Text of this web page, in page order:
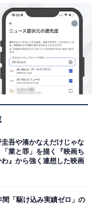
上 恵
トに入社後、SNSトレン
ィングの経験を経て、の
加入。現在は旅行・カル
当。東京都出身。居酒
...続きを読む
キング結果を見る
圭吾や湊かなえだけじゃな
「業と罪」を描く『映画ち
わ』から強く連想した映画
間「駆け込み実績ゼロ」の